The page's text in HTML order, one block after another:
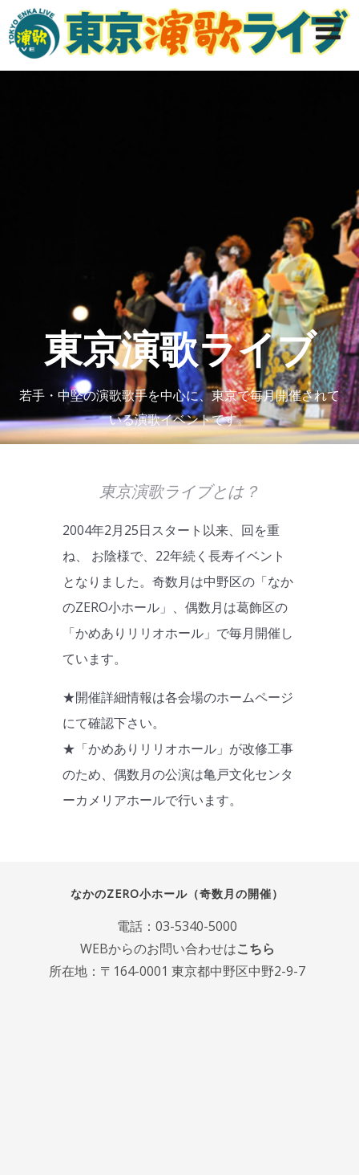
東京演歌ライブ
若手・中堅の演歌歌手を中心に、東京で毎月開催されて
いる演歌イベントです。
東京演歌ライブとは？
2004年2月25日スタート以来、回を重
ね、 お陰様で、22年続く長寿イベント
となりました。奇数月は中野区の「なか
のZERO小ホール」、偶数月は葛飾区の
「かめありリリオホール」で毎月開催し
ています。
★開催詳細情報は各会場のホームページ
にて確認下さい。
★「かめありリリオホール」が改修工事
のため、偶数月の公演は亀戸文化センタ
ーカメリアホールで行います。
なかのZERO小ホール（奇数月の開催）
電話：03-5340-5000
WEBからのお問い合わせはこちら
所在地：〒164-0001 東京都中野区中野2-9-7